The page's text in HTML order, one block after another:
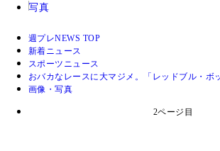
写真
週プレNEWS TOP
新着ニュース
スポーツニュース
おバカなレースに大マジメ。「レッドブル・
画像・写真
2ページ目